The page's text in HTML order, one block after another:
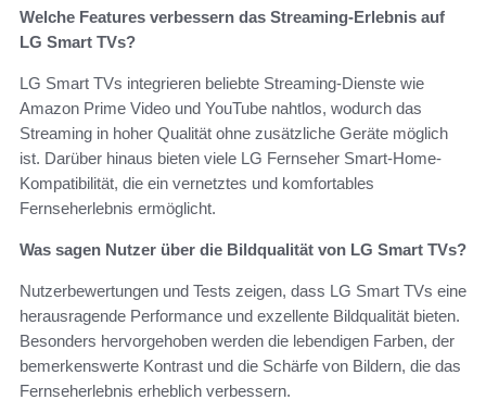
Welche Features verbessern das Streaming-Erlebnis auf
LG Smart TVs?
LG Smart TVs integrieren beliebte Streaming-Dienste wie
Amazon Prime Video und YouTube nahtlos, wodurch das
Streaming in hoher Qualität ohne zusätzliche Geräte möglich
ist. Darüber hinaus bieten viele LG Fernseher Smart-Home-
Kompatibilität, die ein vernetztes und komfortables
Fernseherlebnis ermöglicht.
Was sagen Nutzer über die Bildqualität von LG Smart TVs?
Nutzerbewertungen und Tests zeigen, dass LG Smart TVs eine
herausragende Performance und exzellente Bildqualität bieten.
Besonders hervorgehoben werden die lebendigen Farben, der
bemerkenswerte Kontrast und die Schärfe von Bildern, die das
Fernseherlebnis erheblich verbessern.